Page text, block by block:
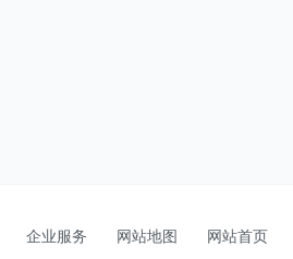
企业服务 网站地图 网站首页